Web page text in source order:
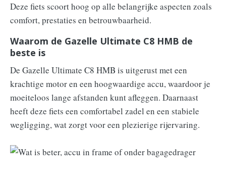
Deze fiets scoort hoog op alle belangrijke aspecten zoals
comfort, prestaties en betrouwbaarheid.
Waarom de Gazelle Ultimate C8 HMB de
beste is
De Gazelle Ultimate C8 HMB is uitgerust met een
krachtige motor en een hoogwaardige accu, waardoor je
moeiteloos lange afstanden kunt afleggen. Daarnaast
heeft deze fiets een comfortabel zadel en een stabiele
wegligging, wat zorgt voor een plezierige rijervaring.